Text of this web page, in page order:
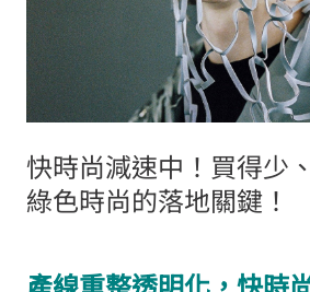
快時尚減速中！買得少
綠色時尚的落地關鍵！